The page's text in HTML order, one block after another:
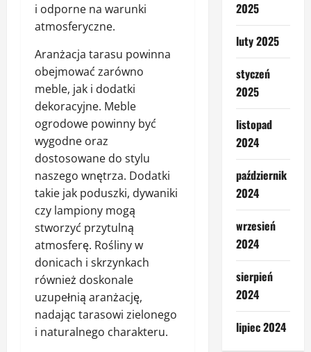
i odporne na warunki
atmosferyczne.
Aranżacja tarasu powinna
obejmować zarówno
meble, jak i dodatki
dekoracyjne. Meble
ogrodowe powinny być
wygodne oraz
dostosowane do stylu
naszego wnętrza. Dodatki
takie jak poduszki, dywaniki
czy lampiony mogą
stworzyć przytulną
atmosferę. Rośliny w
donicach i skrzynkach
również doskonale
uzupełnią aranżację,
nadając tarasowi zielonego
i naturalnego charakteru.
2025
luty 2025
styczeń
2025
listopad
2024
październik
2024
wrzesień
2024
sierpień
2024
lipiec 2024